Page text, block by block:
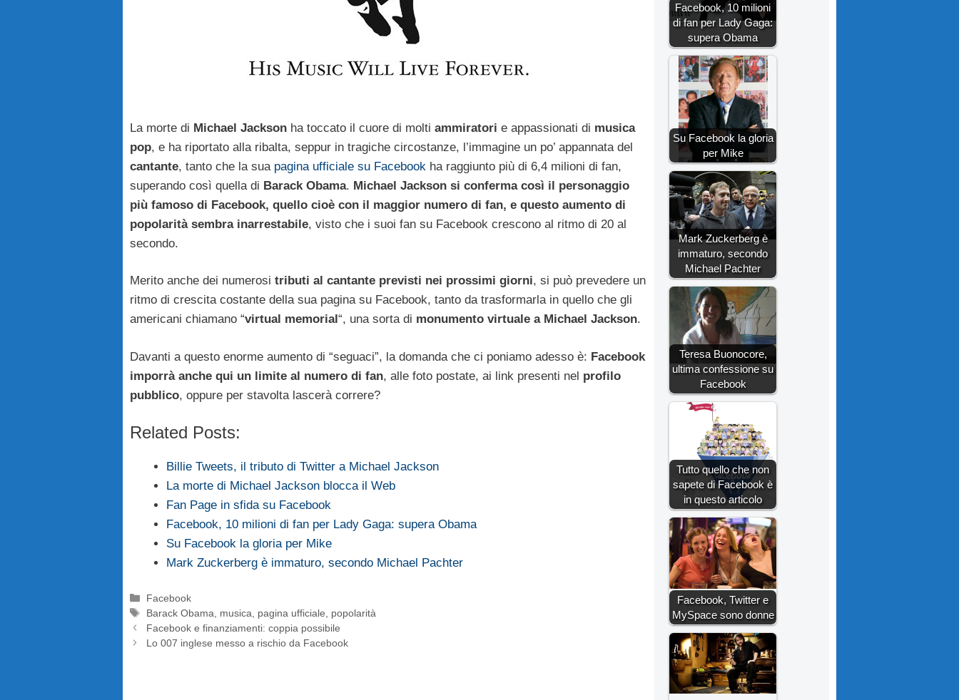
La morte di Michael Jackson ha toccato il cuore di molti ammiratori e appassionati di musica
pop, e ha riportato alla ribalta, seppur in tragiche circostanze, l’immagine un po’ appannata del
cantante, tanto che la sua pagina ufficiale su Facebook ha raggiunto più di 6,4 milioni di fan,
superando così quella di Barack Obama. Michael Jackson si conferma così il personaggio
più famoso di Facebook, quello cioè con il maggior numero di fan, e questo aumento di
popolarità sembra inarrestabile, visto che i suoi fan su Facebook crescono al ritmo di 20 al
secondo.
Merito anche dei numerosi tributi al cantante previsti nei prossimi giorni, si può prevedere un
ritmo di crescita costante della sua pagina su Facebook, tanto da trasformarla in quello che gli
americani chiamano “virtual memorial “, una sorta di monumento virtuale a Michael Jackson.
Davanti a questo enorme aumento di “seguaci”, la domanda che ci poniamo adesso è: Facebook
imporrà anche qui un limite al numero di fan, alle foto postate, ai link presenti nel profilo
pubblico, oppure per stavolta lascerà correre?
Related Posts:
Billie Tweets, il tributo di Twitter a Michael Jackson
La morte di Michael Jackson blocca il Web
Fan Page in sfida su Facebook
Facebook, 10 milioni di fan per Lady Gaga: supera Obama
Su Facebook la gloria per Mike
Mark Zuckerberg è immaturo, secondo Michael Pachter
Categorie
Facebook
Tag
Barack Obama musica pagina ufficiale
popolarità
Facebook e finanziamenti: coppia possibile
Lo 007 inglese messo a rischio da Facebook
Facebook, 10 milioni
di fan per Lady Gaga:
supera Obama
Su Facebook la gloria
per Mike
Mark Zuckerberg è
immaturo, secondo
Michael Pachter
Teresa Buonocore,
ultima confessione su
Facebook
Tutto quello che non
sapete di Facebook è
in questo articolo
Facebook, Twitter e
MySpace sono donne